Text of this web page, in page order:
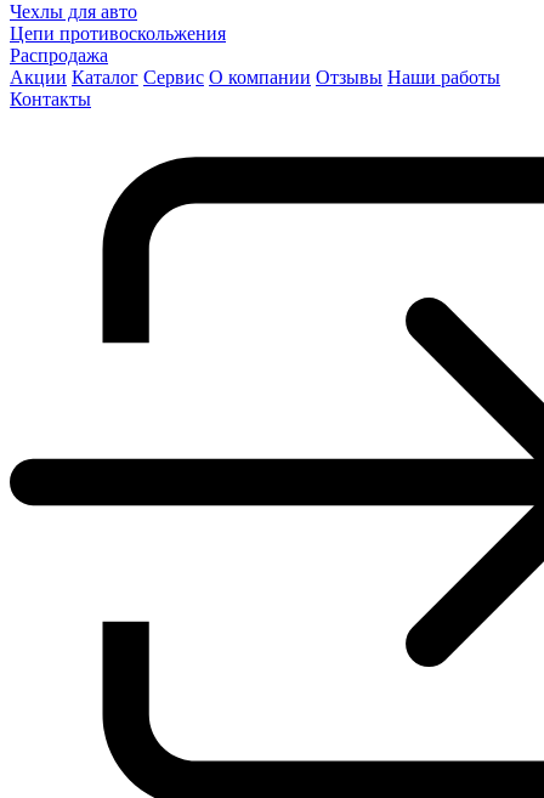
Чехлы для авто
Цепи противоскольжения
Распродажа
Акции Каталог Сервис О компании Отзывы Наши работы
Контакты